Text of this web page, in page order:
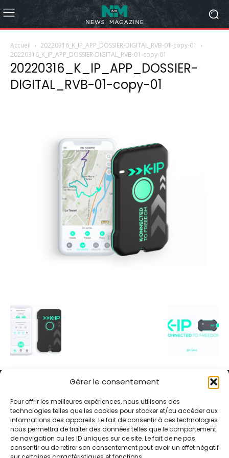
Gérer le consentement
Pour offrir les meilleures expériences, nous utilisons des
technologies telles que les cookies pour stocker et/ou accéder aux
informations des appareils. Le fait de consentir à ces technologies
nous permettra de traiter des données telles que le comportement
de navigation ou les ID uniques sur ce site. Le fait de ne pas
consentir ou de retirer son consentement peut avoir un effet négatif
Accueil
20220316_K_IP_APP_DOSSIER-DIGITAL_RVB-01-copy-01
20220316_K_IP_APP_DOSSIER-DIGITAL_RVB-01-copy-01
20220316_K_IP_APP_DOSSIER-
DIGITAL_RVB-01-copy-01
Alternative Média est une agence de relations presse et de
relations publiques basée à Grenoble. Depuis 1995, elle conçoit et
pilote des stratégies de visibilité en France et à l’international
grâce à un réseau d’agences partenaires.